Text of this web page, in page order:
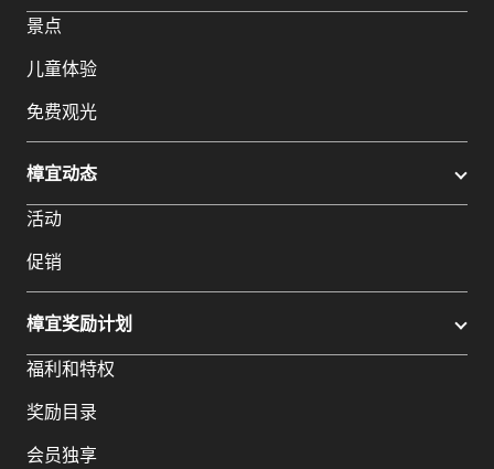
景点
儿童体验
免费观光
樟宜动态
活动
促销
樟宜奖励计划
福利和特权
奖励目录
会员独享